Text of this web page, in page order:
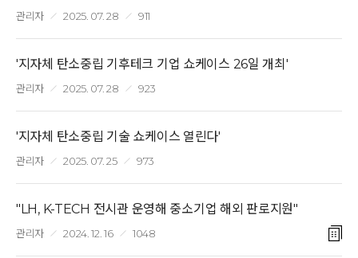
관리자 2025. 07. 28 911
'지자체 탄소중립 기후테크 기업 쇼케이스 26일 개최'
관리자 2025. 07. 28 923
'지자체 탄소중립 기술 쇼케이스 열린다'
관리자 2025. 07. 25 973
"LH, K-TECH 전시관 운영해 중소기업 해외 판로지원"
관리자 2024. 12. 16 1048